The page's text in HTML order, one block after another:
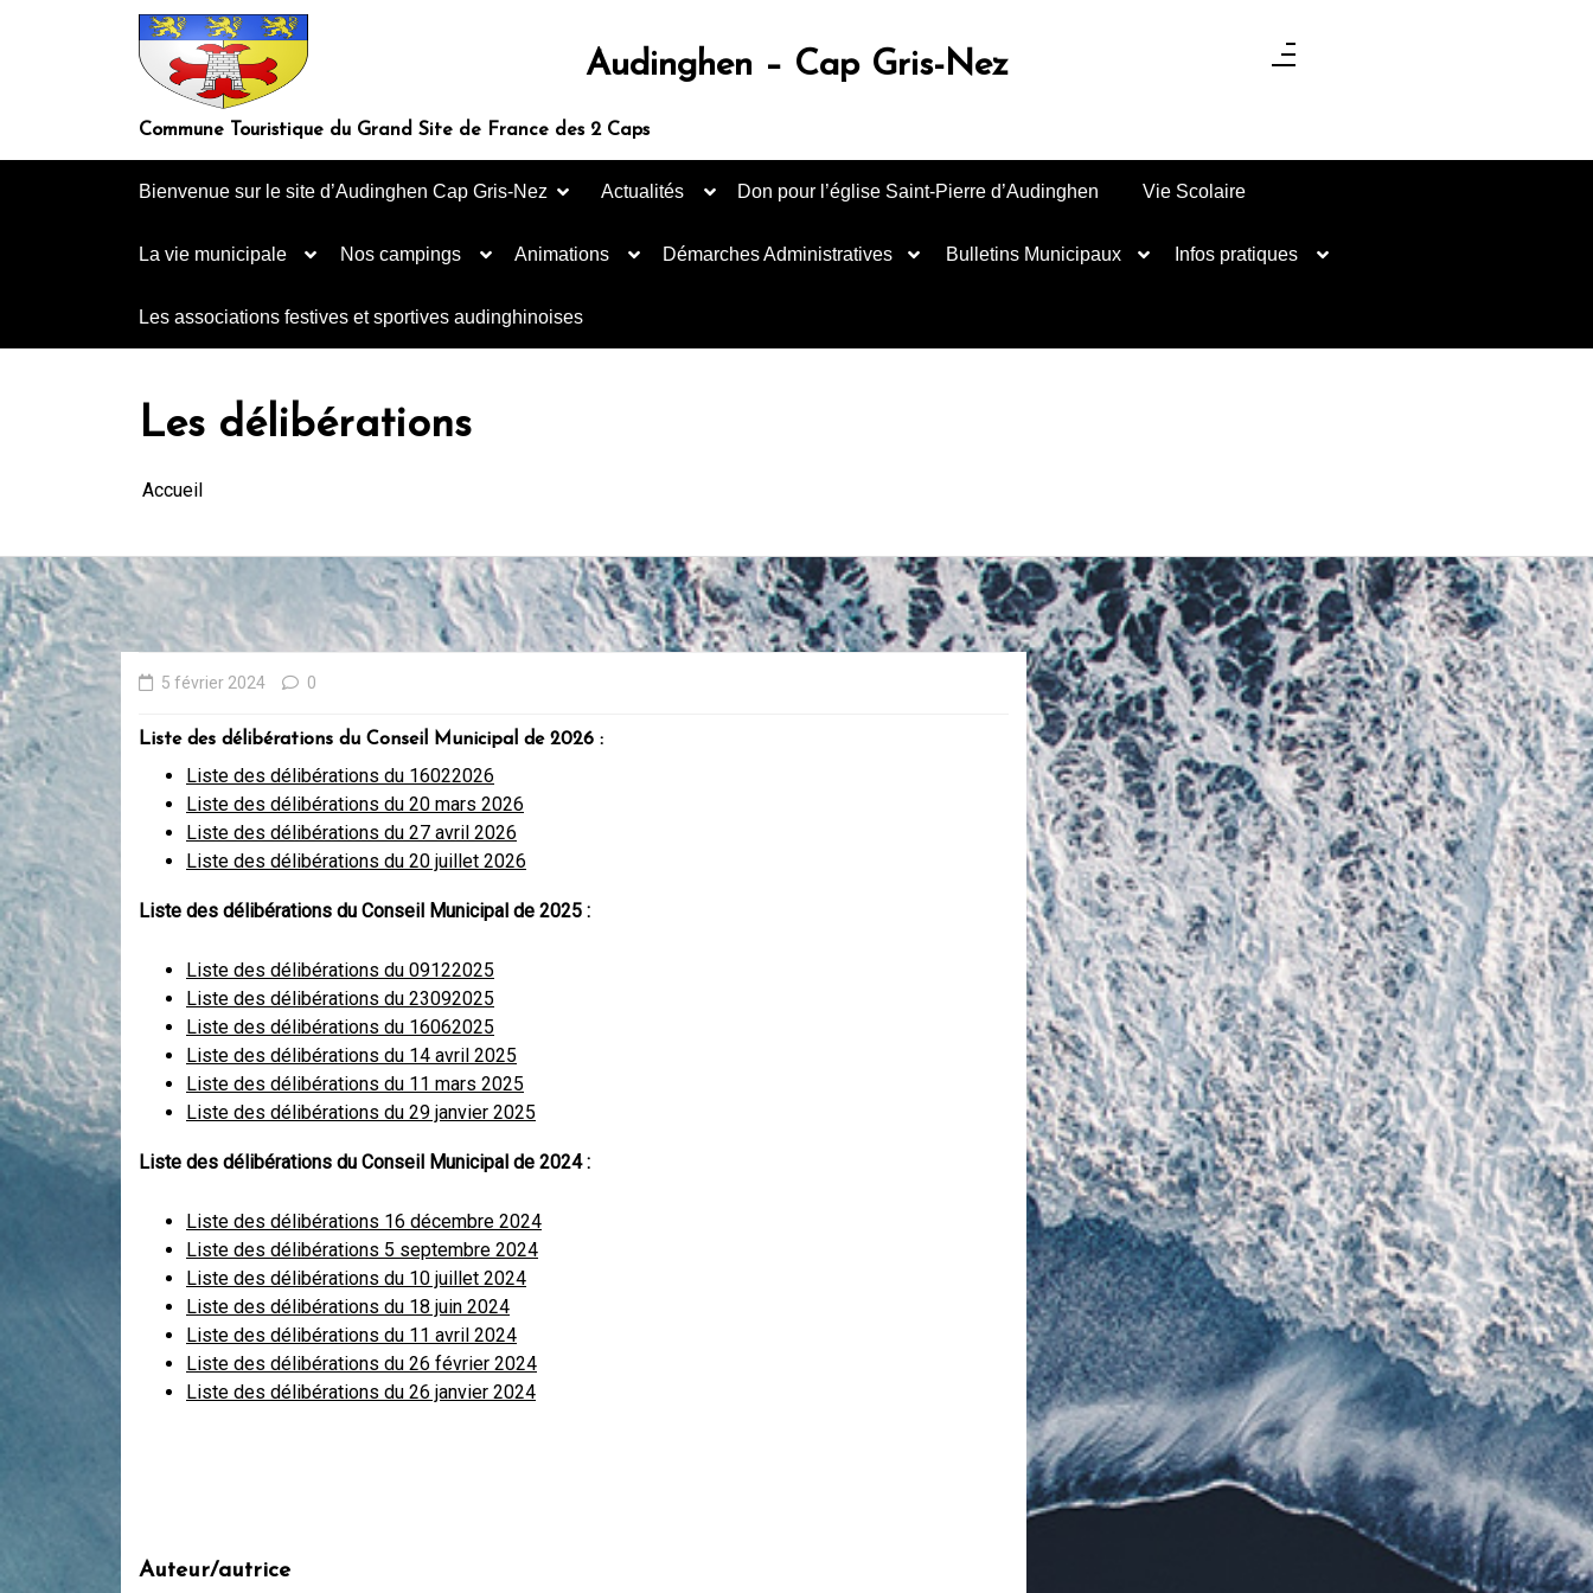
Audinghen – Cap Gris-Nez
Commune Touristique du Grand Site de France des 2 Caps
Bienvenue sur le site d’Audinghen Cap Gris-Nez Actualités Don pour l’église Saint-Pierre d’Audinghen Vie Scolaire
La vie municipale Nos campings Animations Démarches Administratives Bulletins Municipaux Infos pratiques
Les associations festives et sportives audinghinoises
Les délibérations
Accueil
5 février 2024 0
Liste des délibérations du Conseil Municipal de 2026 :
Liste des délibérations du 16022026
Liste des délibérations du 20 mars 2026
Liste des délibérations du 27 avril 2026
Liste des délibérations du 20 juillet 2026
Liste des délibérations du Conseil Municipal de 2025 :
Liste des délibérations du 09122025
Liste des délibérations du 23092025
Liste des délibérations du 16062025
Liste des délibérations du 14 avril 2025
Liste des délibérations du 11 mars 2025
Liste des délibérations du 29 janvier 2025
Liste des délibérations du Conseil Municipal de 2024 :
Liste des délibérations 16 décembre 2024
Liste des délibérations 5 septembre 2024
Liste des délibérations du 10 juillet 2024
Liste des délibérations du 18 juin 2024
Liste des délibérations du 11 avril 2024
Liste des délibérations du 26 février 2024
Liste des délibérations du 26 janvier 2024
Auteur/autrice